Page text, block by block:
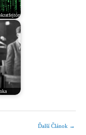
Ďalší Článok →